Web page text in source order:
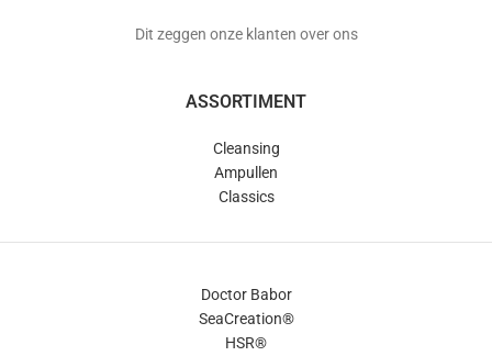
Dit zeggen onze klanten over ons
ASSORTIMENT
Cleansing
Ampullen
Classics
Doctor Babor
SeaCreation®
HSR®